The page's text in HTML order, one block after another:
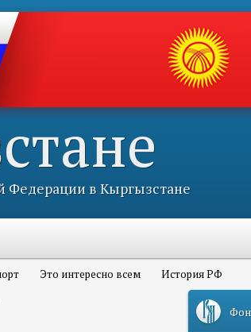
Федерации в Кыргызстане
Это интересно всем История РФ